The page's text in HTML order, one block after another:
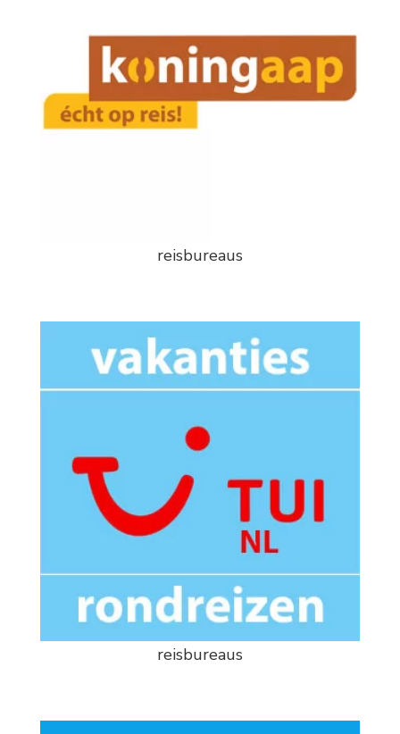
reisbureaus
reisbureaus